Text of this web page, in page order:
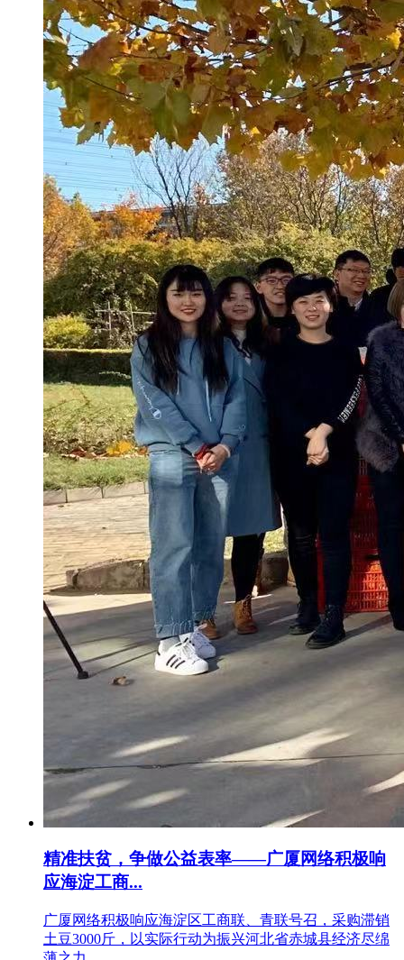
精准扶贫，争做公益表率——广厦网络积极响
应海淀工商...
广厦网络积极响应海淀区工商联、青联号召，采购滞销
土豆3000斤，以实际行动为振兴河北省赤城县经济尽绵